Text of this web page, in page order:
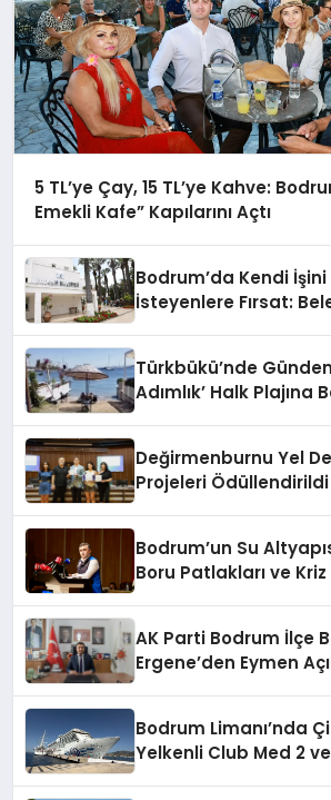
5 TL’ye Çay, 15 TL’ye Kahve:
Emekli Kafe” Kapılarını Açtı
Bodrum’da Kendi
İsteyenlere Fırsat:
Türkbükü’nde
Adımlık’ Halk Plajına
Değirmenburnu Yel
Projeleri Ödüllendirildi
Bodrum’un Su
Boru Patlakları ve
AK Parti Bodrum İlçe
Ergene’den Eymen
Bodrum Limanı’nda
Yelkenli Club Med 2